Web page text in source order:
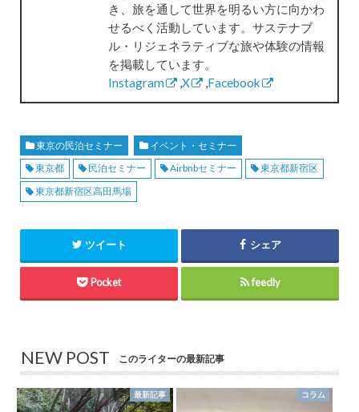
き、旅を通して世界を明るい方に向かわ
せるべく活動しています。サステナブ
ル・リジェネラティブな旅や体験の情報
を掲載しています。
Instagram
X Facebook
東京の民泊セミナー
イベント・セミナー
東京都
民泊セミナー Airbnbセミナー
東京都新宿区
東京都新宿区高田馬場
ツイート シェア
Pocket feedly
NEW POST このライターの最新記事
最新記事 コラム